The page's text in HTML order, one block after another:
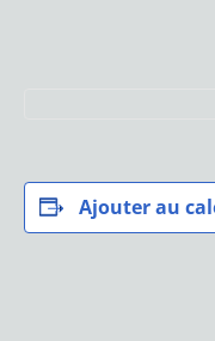
Ajouter au